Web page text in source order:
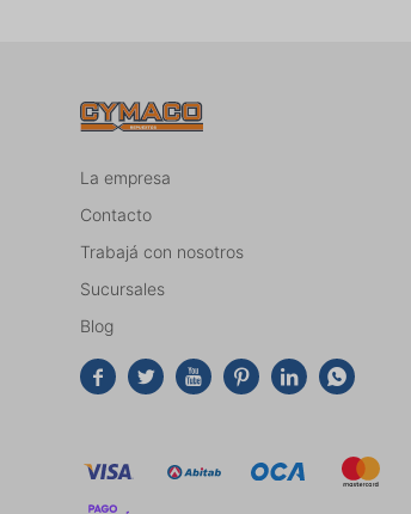
La empresa
Contacto
Trabajá con nosotros
Sucursales
Blog
     